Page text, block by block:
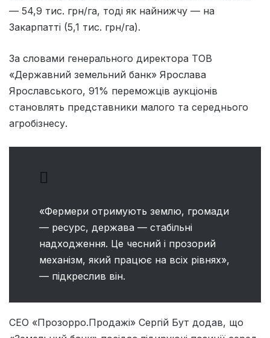
— 54,9 тис. грн/га, тоді як найнижчу — на
Закарпатті (5,1 тис. грн/га).
За словами генерального директора ТОВ
«Державний земельний банк» Ярослава
Ярославського, 91% переможців аукціонів
становлять представники малого та середнього
агробізнесу.
«Фермери отримують землю, громади
— ресурс, держава — стабільні
надходження. Це чесний і прозорий
механізм, який працює на всіх рівнях»,
— підкреслив він.
СЕО «Прозорро.Продажі» Сергій Бут додав, що